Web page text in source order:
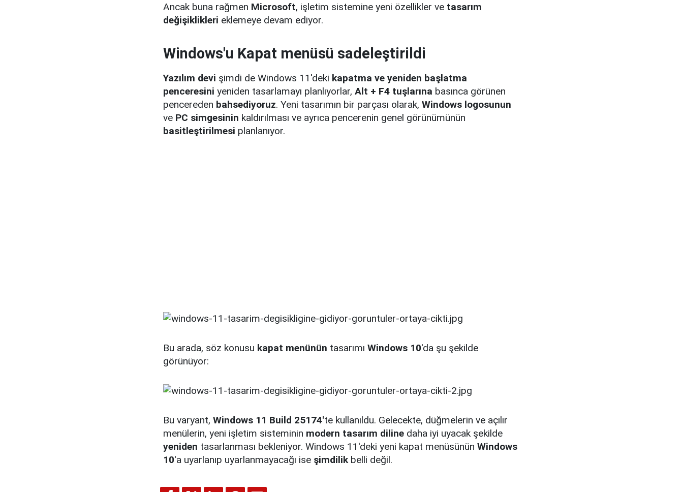
Ancak buna rağmen Microsoft, işletim sistemine yeni özellikler ve tasarım
değişiklikleri eklemeye devam ediyor.
Windows'u Kapat menüsü sadeleştirildi
Yazılım devi şimdi de Windows 11'deki kapatma ve yeniden başlatma
penceresini yeniden tasarlamayı planlıyorlar, Alt + F4 tuşlarına basınca görünen
pencereden bahsediyoruz. Yeni tasarımın bir parçası olarak, Windows logosunun
ve PC simgesinin kaldırılması ve ayrıca pencerenin genel görünümünün
basitleştirilmesi planlanıyor.
Bu arada, söz konusu kapat menünün tasarımı Windows 10'da şu şekilde
görünüyor:
Bu varyant, Windows 11 Build 25174'te kullanıldu. Gelecekte, düğmelerin ve açılır
menülerin, yeni işletim sisteminin modern tasarım diline daha iyi uyacak şekilde
yeniden tasarlanması bekleniyor. Windows 11'deki yeni kapat menüsünün Windows
10'a uyarlanıp uyarlanmayacağı ise şimdilikbelli değil.